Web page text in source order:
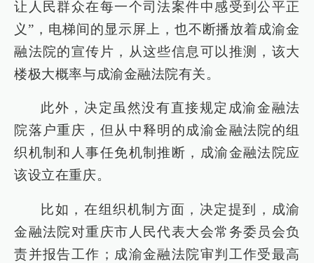
让人民群众在每一个司法案件中感受到公平正
义”，电梯间的显示屏上，也不断播放着成渝金
融法院的宣传片，从这些信息可以推测，该大
楼极大概率与成渝金融法院有关。
此外，决定虽然没有直接规定成渝金融法
院落户重庆，但从中释明的成渝金融法院的组
织机制和人事任免机制推断，成渝金融法院应
该设立在重庆。
比如，在组织机制方面，决定提到，成渝
金融法院对重庆市人民代表大会常务委员会负
责并报告工作；成渝金融法院审判工作受最高